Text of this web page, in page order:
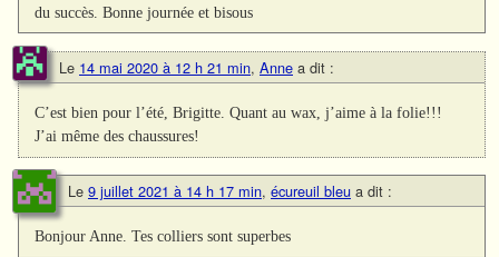
du succès. Bonne journée et bisous
Le 14 mai 2020 à 12 h 21 min, Anne a dit :
C’est bien pour l’été, Brigitte. Quant au wax, j’aime à la folie!!!
J’ai même des chaussures!
Le 9 juillet 2021 à 14 h 17 min, écureuil bleu a dit :
Bonjour Anne. Tes colliers sont superbes